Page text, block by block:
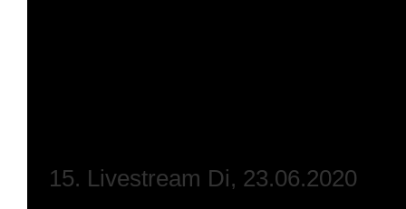
15. Livestream Di, 23.06.2020